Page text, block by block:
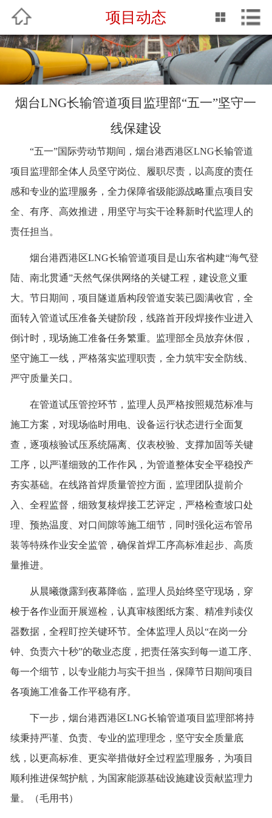
中文 English
网站首页
关于我们
企业动态
QHSE
业绩介绍
联系我们
项目动态
烟台LNG长输管道项目监理部“五一”坚守一
线保建设
“五一”国际劳动节期间，烟台港西港区LNG长输管道
项目监理部全体人员坚守岗位、履职尽责，以高度的责任
感和专业的监理服务，全力保障省级能源战略重点项目安
全、有序、高效推进，用坚守与实干诠释新时代监理人的
责任担当。
烟台港西港区LNG长输管道项目是山东省构建“海气登
陆、南北贯通”天然气保供网络的关键工程，建设意义重
大。节日期间，项目隧道盾构段管道安装已圆满收官，全
面转入管道试压准备关键阶段，线路首开段焊接作业进入
倒计时，现场施工准备任务繁重。监理部全员放弃休假，
坚守施工一线，严格落实监理职责，全力筑牢安全防线、
严守质量关口。
在管道试压管控环节，监理人员严格按照规范标准与
施工方案，对现场临时用电、设备运行状态进行全面复
查，逐项核验试压系统隔离、仪表校验、支撑加固等关键
工序，以严谨细致的工作作风，为管道整体安全平稳投产
夯实基础。在线路首焊质量管控方面，监理团队提前介
入、全程监督，细致复核焊接工艺评定，严格检查坡口处
理、预热温度、对口间隙等施工细节，同时强化运布管吊
装等特殊作业安全监管，确保首焊工序高标准起步、高质
量推进。
从晨曦微露到夜幕降临，监理人员始终坚守现场，穿
梭于各作业面开展巡检，认真审核图纸方案、精准判读仪
器数据，全程盯控关键环节。全体监理人员以“在岗一分
钟、负责六十秒”的敬业态度，把责任落实到每一道工序、
每一个细节，以专业能力与实干担当，保障节日期间项目
各项施工准备工作平稳有序。
下一步，烟台港西港区LNG长输管道项目监理部将持
续秉持严谨、负责、专业的监理理念，坚守安全质量底
线，以更高标准、更实举措做好全过程监理服务，为项目
顺利推进保驾护航，为国家能源基础设施建设贡献监理力
量。（毛用书）